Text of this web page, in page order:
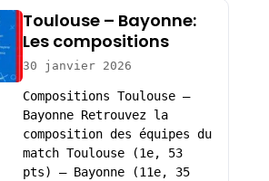
Toulouse – Bayonne:
Les compositions
30 janvier 2026
Compositions Toulouse –
Bayonne Retrouvez la
composition des équipes du
match Toulouse (1e, 53
pts) – Bayonne (11e, 35